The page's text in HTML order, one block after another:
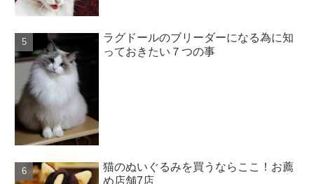
ラグドールのブリーダーになる為に知
っておきたい７つの事
猫のぬいぐるみを買うならここ！お薦
め店舗7店